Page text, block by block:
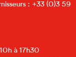
: +33 (0)3 59
à 17h30